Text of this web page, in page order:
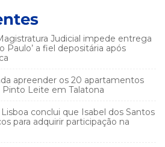
Judicial impede entrega
Paulo’ a fiel depositária após
apreender os 20 apartamentos
Pinto Leite em Talatona
conclui que Isabel dos Santos
para adquirir participação na